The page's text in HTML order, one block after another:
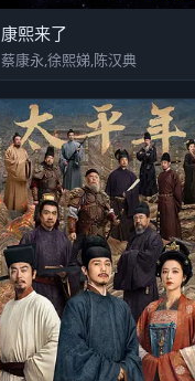
康熙来了
蔡康永,徐熙娣,陈汉典